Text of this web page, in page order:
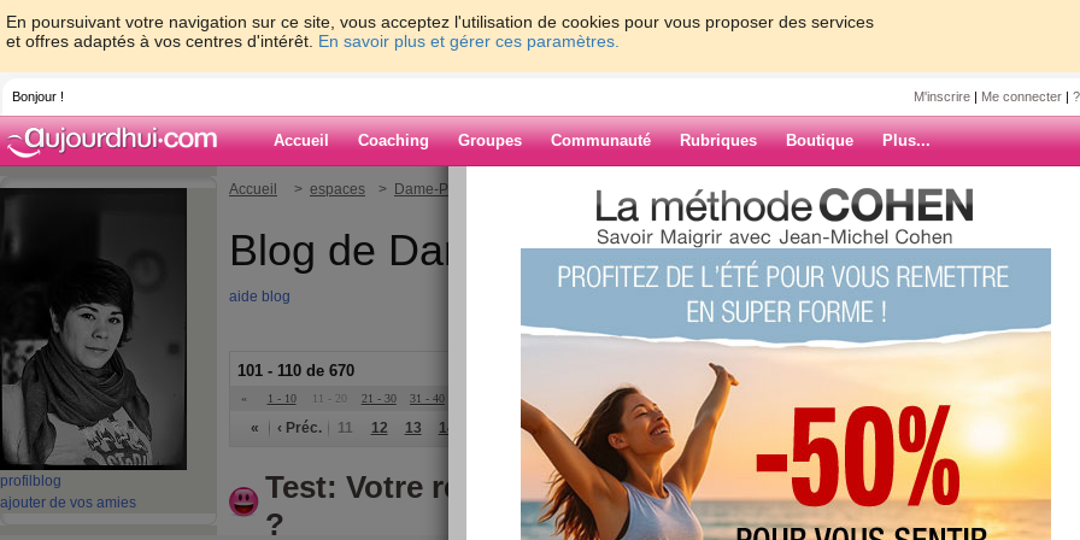
En poursuivant votre navigation sur ce site, vous acceptez l'utilisation de cookies pour vous proposer des services
et offres adaptés à vos centres d'intérêt. En savoir plus et gérer ces paramètres.
Bonjour ! M'inscrire | Me connecter |
Accueil Coaching Groupes Communauté Rubriques Boutique Plus...
profil blog
ajouter de vos amies
Accueil > espaces > Dame-Polgara
Blog de Dame-Polgara
aide blog
101 - 110 de 670
« 1 - 10 11 - 20 21 - 30 31 - 40 51 - 60 »
« ‹ Préc. 11 12 13 14 16 17 18 19 20 Suiv. ›
Test: Votre relation va-t-elle durer
?
ARCHIVES